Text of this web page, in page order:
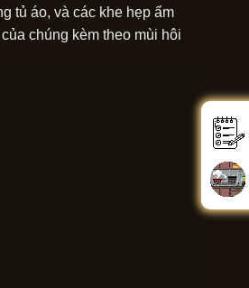
tủ áo, và các khe hẹp ẩm
chúng kèm theo mùi hôi